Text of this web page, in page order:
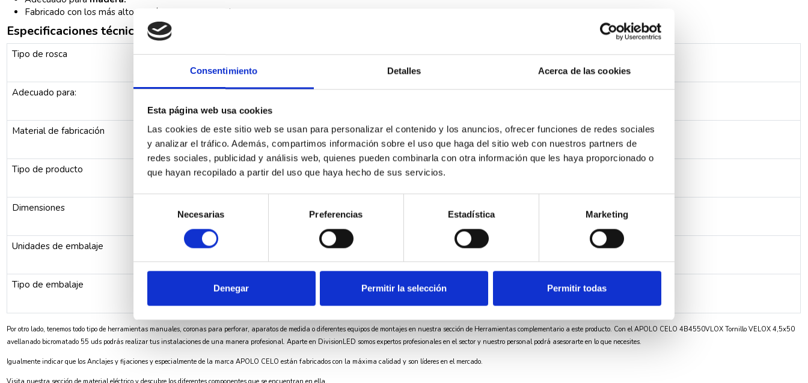
Consentimiento Detalles Acerca de las cookies
Esta página web usa cookies
Las cookies de este sitio web se usan para personalizar el contenido y los anuncios, ofrecer funciones de redes sociales
y analizar el tráfico. Además, compartimos información sobre el uso que haga del sitio web con nuestros partners de
redes sociales, publicidad y análisis web, quienes pueden combinarla con otra información que les haya proporcionado o
que hayan recopilado a partir del uso que haya hecho de sus servicios.
Selección
consentimiento
Necesarias Preferencias Estadística Marketing
Denegar Permitir la selección Permitir todas
Fabricado con los más altos estándares de calidad.
Especificaciones técnicas
Tipo de rosca Rosca madera completa
Adecuado para: Madera
Material de fabricación Acero al carbono
Tipo de producto tornillo tirafondo
Dimensiones
Unidades de embalaje
Tipo de embalaje Blister
Por otro lado, tenemos todo tipo de herramientas manuales, coronas para perforar, aparatos de medida o diferentes equipos de montajes en nuestra sección de Herramientascomplementario a este producto. Con el APOLO CELO 4B4550VLOX Tornillo VELOX 4,5x50
avellanado bicromatado 55 uds podrás realizar tus instalaciones de una manera profesional. Aparte en DivisionLED somos expertos profesionales en el sector y nuestro personal podrá asesorarte en lo que necesites.
Igualmente indicar que losAnclajes y fijaciones y especialmente de la marcaAPOLO CELO están fabricados con la máxima calidad y son líderes en el mercado.